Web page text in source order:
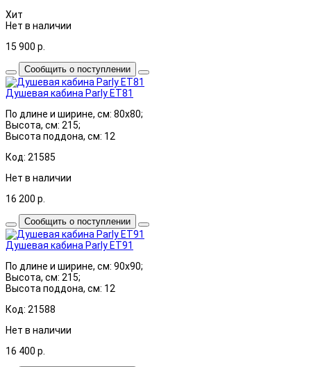
Хит
Нет в наличии
15 900 р.
Сообщить о поступлении
Душевая кабина Parly ET81
По длине и ширине, см: 80x80;
Высота, см: 215;
Высота поддона, см: 12
Код: 21585
Нет в наличии
16 200 р.
Сообщить о поступлении
Душевая кабина Parly ET91
По длине и ширине, см: 90x90;
Высота, см: 215;
Высота поддона, см: 12
Код: 21588
Нет в наличии
16 400 р.